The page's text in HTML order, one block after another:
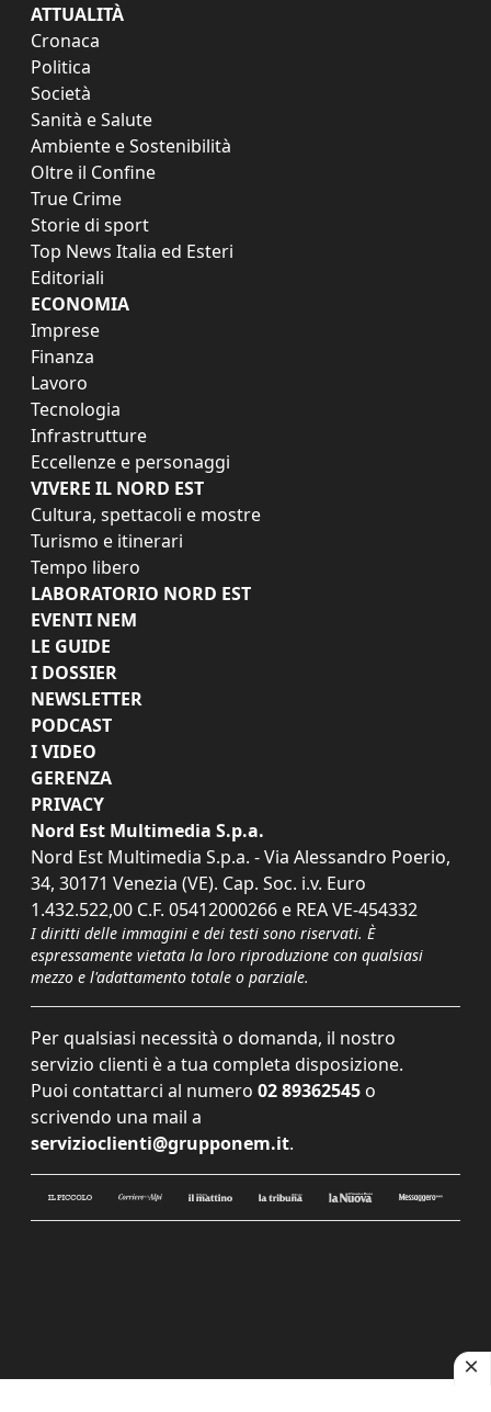
ATTUALITÀ
Cronaca
Politica
Società
Sanità e Salute
Ambiente e Sostenibilità
Oltre il Confine
True Crime
Storie di sport
Top News Italia ed Esteri
Editoriali
ECONOMIA
Imprese
Finanza
Lavoro
Tecnologia
Infrastrutture
Eccellenze e personaggi
VIVERE IL NORD EST
Cultura, spettacoli e mostre
Turismo e itinerari
Tempo libero
LABORATORIO NORD EST
EVENTI NEM
LE GUIDE
I DOSSIER
NEWSLETTER
PODCAST
I VIDEO
GERENZA
PRIVACY
Nord Est Multimedia S.p.a.
Nord Est Multimedia S.p.a. - Via Alessandro Poerio,
34, 30171 Venezia (VE). Cap. Soc. i.v. Euro
1.432.522,00 C.F. 05412000266 e REA VE-454332
I diritti delle immagini e dei testi sono riservati. È
espressamente vietata la loro riproduzione con qualsiasi
mezzo e l'adattamento totale o parziale.
Per qualsiasi necessità o domanda, il nostro
servizio clienti è a tua completa disposizione.
Puoi contattarci al numero 02 89362545 o
scrivendo una mail a
servizioclienti@grupponem.it.